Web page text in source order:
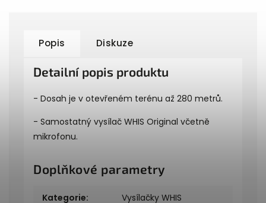
Popis Diskuze
Detailní popis produktu
- Dosah je v otevřeném terénu až 280 metrů.
- Samostatný vysílač WHIS Original včetně
mikrofonu.
Doplňkové parametry
Kategorie: Vysílačky WHIS